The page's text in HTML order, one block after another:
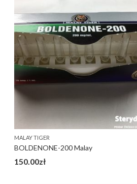
MALAY TIGER
BOLDENONE-200 Malay
150.00zł